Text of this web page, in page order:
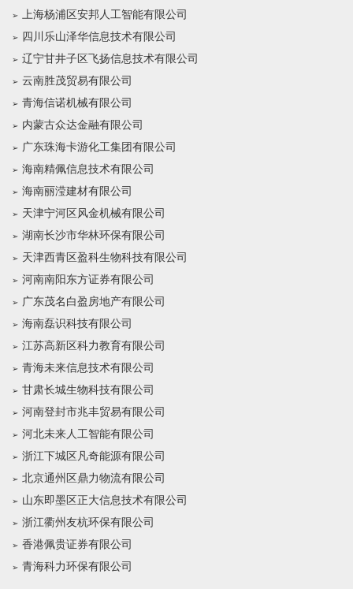
上海杨浦区安邦人工智能有限公司
四川乐山泽华信息技术有限公司
辽宁甘井子区飞扬信息技术有限公司
云南胜茂贸易有限公司
青海信诺机械有限公司
内蒙古众达金融有限公司
广东珠海卡游化工集团有限公司
海南精佩信息技术有限公司
海南丽滢建材有限公司
天津宁河区风金机械有限公司
湖南长沙市华林环保有限公司
天津西青区盈科生物科技有限公司
河南南阳东方证券有限公司
广东茂名白盈房地产有限公司
海南磊识科技有限公司
江苏高新区科力教育有限公司
青海未来信息技术有限公司
甘肃长城生物科技有限公司
河南登封市兆丰贸易有限公司
河北未来人工智能有限公司
浙江下城区凡奇能源有限公司
北京通州区鼎力物流有限公司
山东即墨区正大信息技术有限公司
浙江衢州友杭环保有限公司
香港佩贵证券有限公司
青海科力环保有限公司